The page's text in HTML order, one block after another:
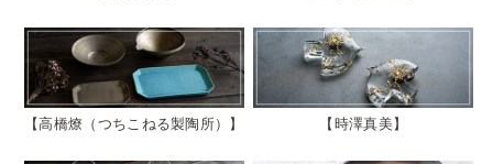
高橋燎（つちこねる製陶所） 時澤真美